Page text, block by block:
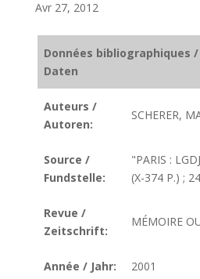
Avr 27, 2012
Données bibliographiques
Daten
Auteurs /
Autoren:
SCHERER,
Source /
Fundstelle:
"PARIS :
(X-374 P.) ;
Revue /
Zeitschrift:
MÉMOIRE
Année / Jahr: 2001